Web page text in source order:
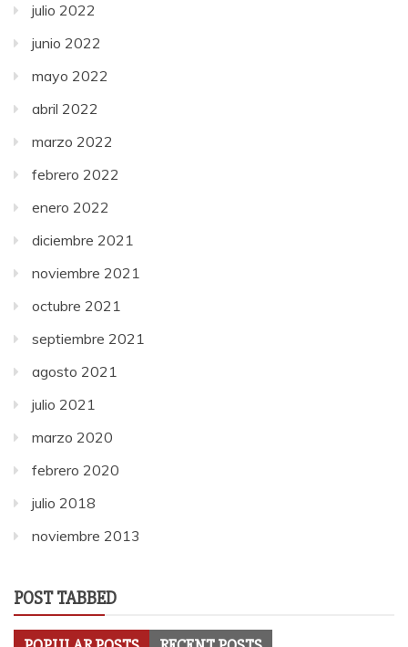
julio 2022
junio 2022
mayo 2022
abril 2022
marzo 2022
febrero 2022
enero 2022
diciembre 2021
noviembre 2021
octubre 2021
septiembre 2021
agosto 2021
julio 2021
marzo 2020
febrero 2020
julio 2018
noviembre 2013
POST TABBED